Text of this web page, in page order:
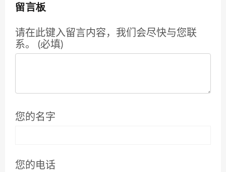
留言板
请在此键入留言内容，我们会尽快与您联
系。 (必填)
您的名字
您的电话